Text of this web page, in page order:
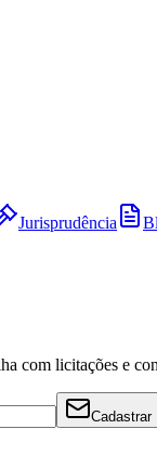
Jurisprudência
com licitações e
Cadastrar